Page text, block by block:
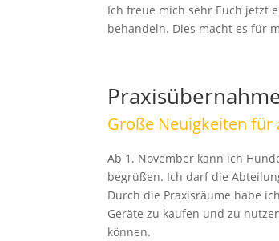
Ich freue mich sehr Euch jetzt
behandeln. Dies macht es für
Große Neuigkeiten für
Ab 1. November kann ich
begrüßen. Ich darf die
Durch die Praxisräume habe
Geräte zu kaufen und zu
können.